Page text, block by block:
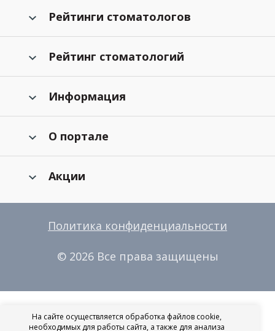
Рейтинги стоматологов
Рейтинг стоматологий
Информация
О портале
Акции
Политика конфиденциальности
© 2026 Все права защищены
На сайте осуществляется обработка файлов cookie,
необходимых для работы сайта, а также для анализа